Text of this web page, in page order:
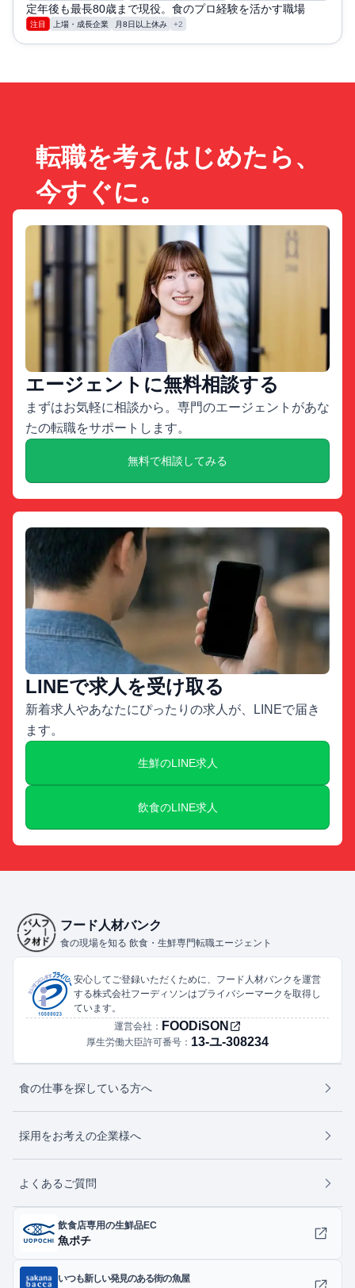
定年後も最長80歳まで現役。食のプロ経験を活かす職場
注目 上場・成長企業 月8日以上休み +2
転職を考えはじめたら、
今すぐに。
エージェントに無料相談する
まずはお気軽に相談から。専門のエージェントがあな
たの転職をサポートします。
無料で相談してみる
LINEで求人を受け取る
新着求人やあなたにぴったりの求人が、LINEで届き
ます。
生鮮のLINE求人
飲食のLINE求人
フード人材バンク
食の現場を知る 飲食・生鮮専門転職エージェント
安心してご登録いただくために、フード人材バンクを運営
する株式会社フーディソンはプライバシーマークを取得し
ています。
運営会社： FOODiSON
厚生労働大臣許可番号： 13-ユ-308234
食の仕事を探している方へ
採用をお考えの企業様へ
よくあるご質問
飲食店専用の生鮮品EC
魚ポチ
いつも新しい発見のある街の魚屋